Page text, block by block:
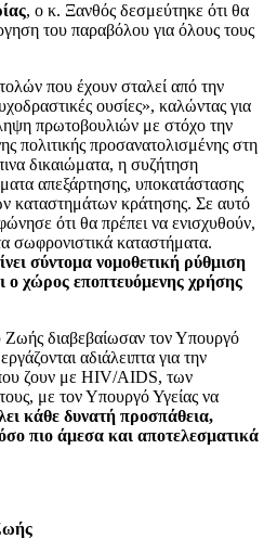
, ο κ. Ξανθός δεσμεύτηκε ότι θα
του παραβόλου για όλους τους
που έχουν σταλεί από την
ουσίες», καλώντας για
πρωτοβουλιών με στόχο την
πολιτικής προσανατολισμένης στη
δικαιώματα, η συζήτηση
απεξάρτησης, υποκατάστασης
καταστημάτων κράτησης. Σε αυτό
ότι θα πρέπει να ενισχυθούν,
σωφρονιστικά καταστήματα.
σύντομα νομοθετική ρύθμιση
ο χώρος εποπτευόμενης χρήσης
διαβεβαίωσαν τον Υπουργό
αδιάλειπτα για την
ζουν με HIV/AIDS, των
με τον Υπουργό Υγείας να
κάθε δυνατή προσπάθεια,
πιο άμεσα και αποτελεσματικά